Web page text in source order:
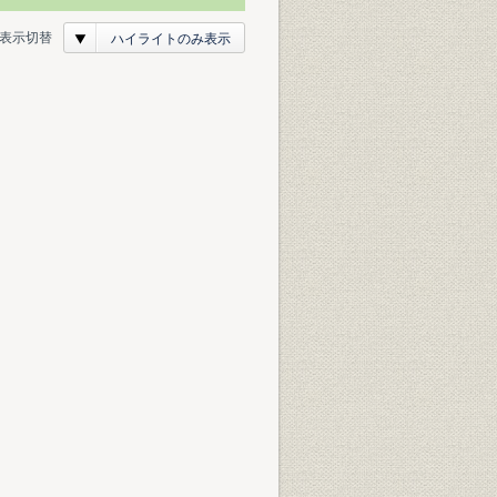
表示切替 ハイライトのみ表示